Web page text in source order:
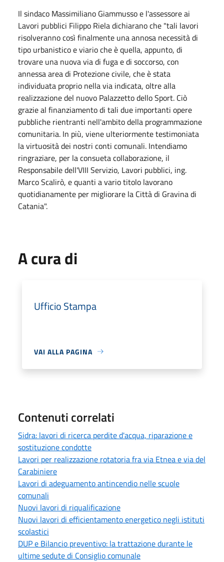
Il sindaco Massimiliano Giammusso e l'assessore ai
Lavori pubblici Filippo Riela dichiarano che "tali lavori
risolveranno così finalmente una annosa necessità di
tipo urbanistico e viario che è quella, appunto, di
trovare una nuova via di fuga e di soccorso, con
annessa area di Protezione civile, che è stata
individuata proprio nella via indicata, oltre alla
realizzazione del nuovo Palazzetto dello Sport. Ciò
grazie al finanziamento di tali due importanti opere
pubbliche rientranti nell'ambito della programmazione
comunitaria. In più, viene ulteriormente testimoniata
la virtuosità dei nostri conti comunali. Intendiamo
ringraziare, per la consueta collaborazione, il
Responsabile dell'VIII Servizio, Lavori pubblici, ing.
Marco Scalirò, e quanti a vario titolo lavorano
quotidianamente per migliorare la Città di Gravina di
Catania".
A cura di
Ufficio Stampa
VAI ALLA PAGINA
Contenuti correlati
Sidra: lavori di ricerca perdite d'acqua, riparazione e
sostituzione condotte
Lavori per realizzazione rotatoria fra via Etnea e via del
Carabiniere
Lavori di adeguamento antincendio nelle scuole
comunali
Nuovi lavori di riqualificazione
Nuovi lavori di efficientamento energetico negli istituti
scolastici
DUP e Bilancio preventivo: la trattazione durante le
ultime sedute di Consiglio comunale